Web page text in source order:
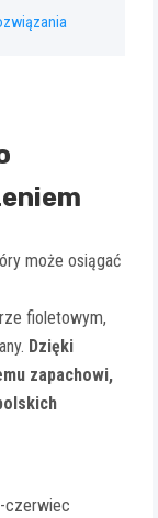
może osiągać
fioletowym,
Dzięki
zapachowi,
czerwiec